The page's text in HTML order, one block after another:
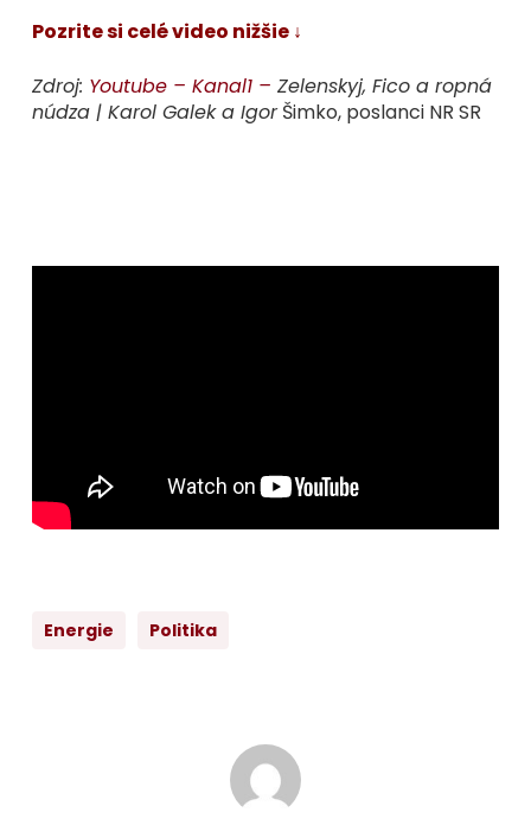
Pozrite si celé video nižšie ↓
Zdroj: Youtube – Kanal1 – Zelenskyj, Fico a ropná
núdza | Karol Galek a IgorŠimko, poslanci NR SR
Energie Politika